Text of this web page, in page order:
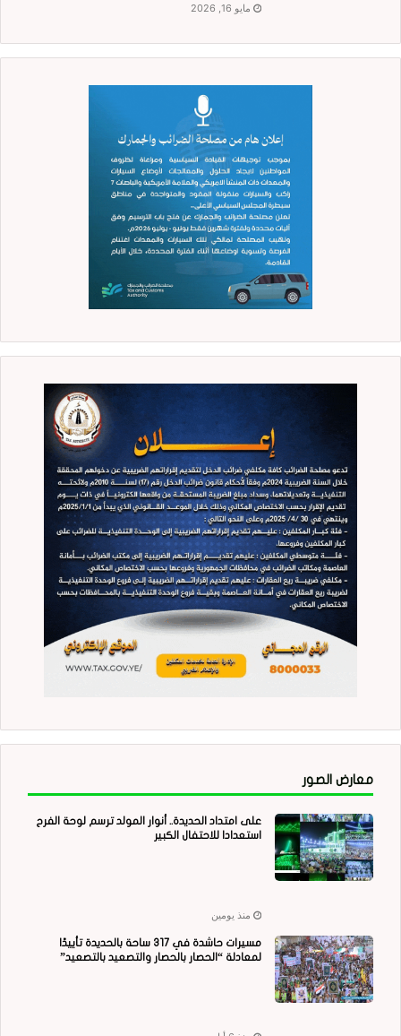
مايو 16, 2026
معارض الصور
على امتداد الحديدة.. أنوار المولد ترسم لوحة الفرح
استعدادا للاحتفال الكبير
منذ يومين
مسيرات حاشدة في 317 ساحة بالحديدة تأييدًا
لمعادلة “الحصار بالحصار والتصعيد بالتصعيد”